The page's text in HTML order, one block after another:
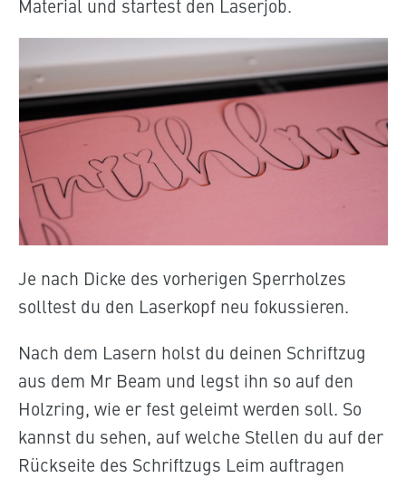
Material und startest den Laserjob.
Je nach Dicke des vorherigen Sperrholzes
solltest du den Laserkopf neu fokussieren.
Nach dem Lasern holst du deinen Schriftzug
aus dem Mr Beam und legst ihn so auf den
Holzring, wie er fest geleimt werden soll. So
kannst du sehen, auf welche Stellen du auf der
Rückseite des Schriftzugs Leim auftragen